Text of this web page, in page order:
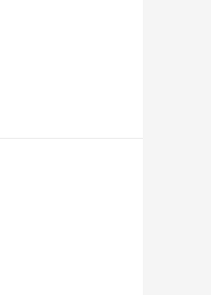
D. Meyer